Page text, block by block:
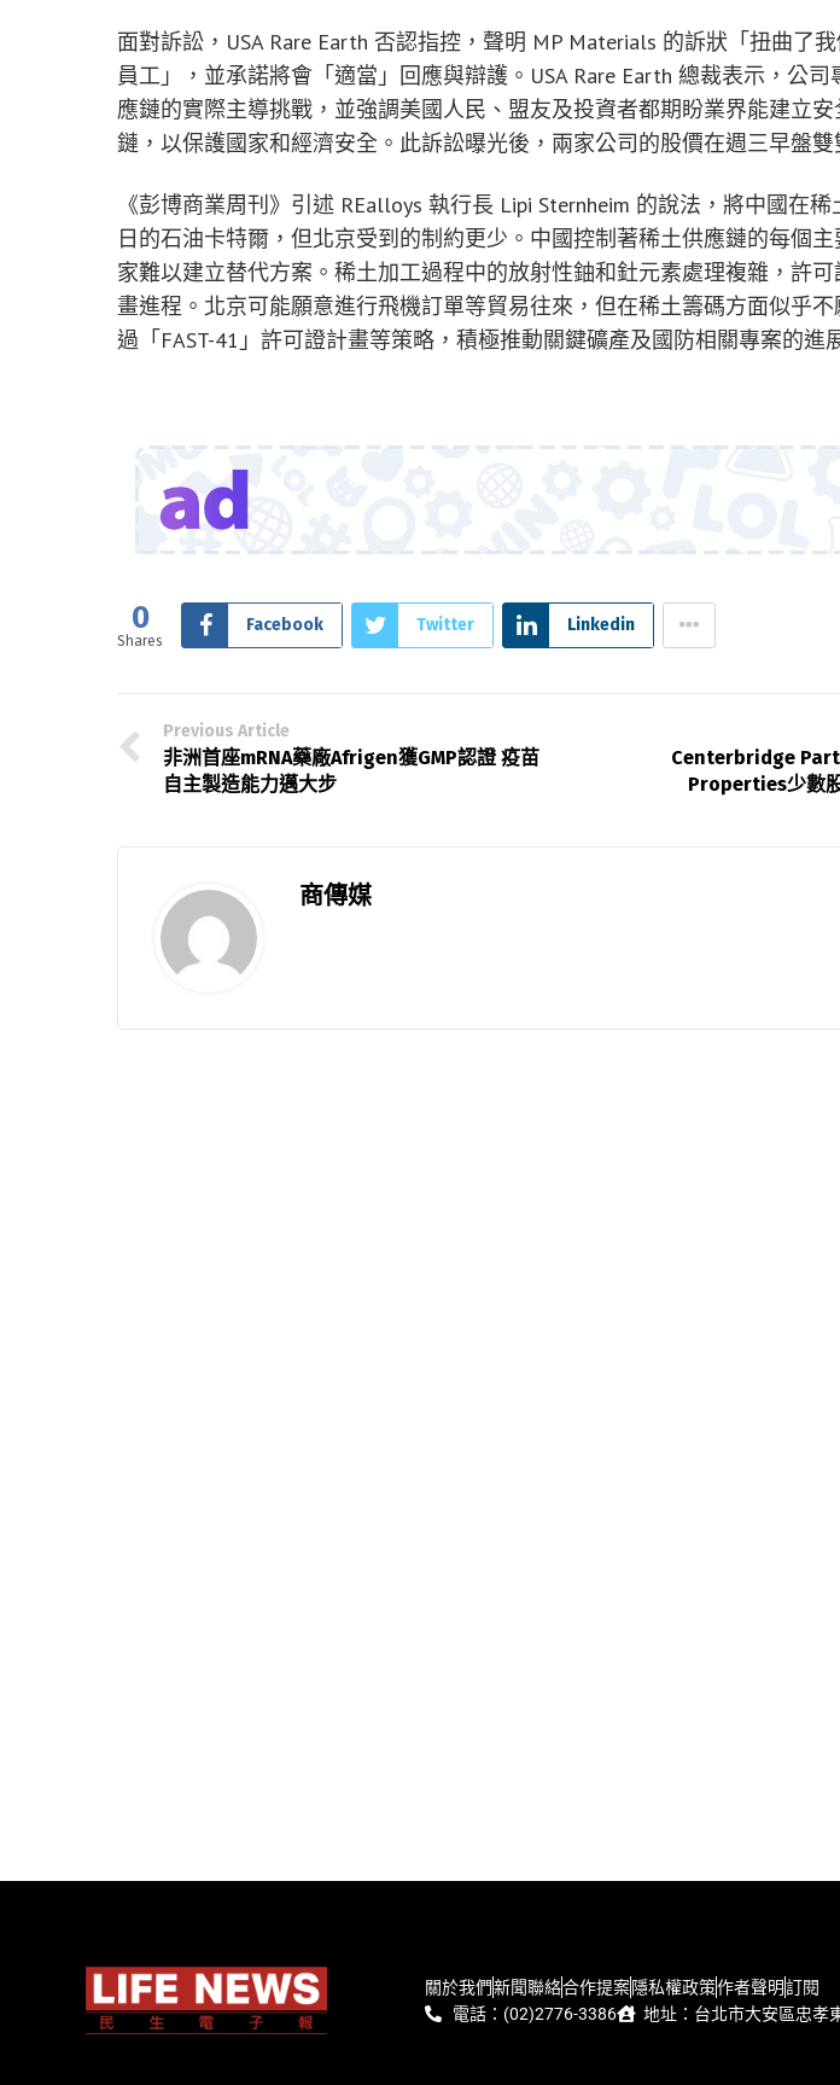
面對訴訟，USA Rare Earth 否認指控，聲明 MP Materials 的訴狀「扭曲了
員工」，並承諾將會「適當」回應與辯護。USA Rare Earth 總裁表示，公
應鏈的實際主導挑戰，並強調美國人民、盟友及投資者都期盼業界能建立
鏈，以保護國家和經濟安全。此訴訟曝光後，兩家公司的股價在週三早盤雙
《彭博商業周刊》引述 REalloys 執行長 Lipi Sternheim 的說法，將中國在
日的石油卡特爾，但北京受到的制約更少。中國控制著稀土供應鏈的每個
家難以建立替代方案。稀土加工過程中的放射性鈾和釷元素處理複雜，許
畫進程。北京可能願意進行飛機訂單等貿易往來，但在稀土籌碼方面似乎
過「FAST-41」許可證計畫等策略，積極推動關鍵礦產及國防相關專案的進
0
Shares
Facebook Twitter Linkedin
Previous Article
非洲首座mRNA藥廠Afrigen獲GMP認證 疫苗
自主製造能力邁大步
Centerbridge
Properties少數
商傳媒
關於我們新聞聯絡合作提案隱私權政策作者聲明訂閱
電話：(02)2776-3386
地址：台北市大安區忠孝